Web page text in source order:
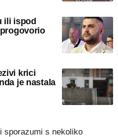
ili ispod
krici
je nastala
sporazumi s nekoliko